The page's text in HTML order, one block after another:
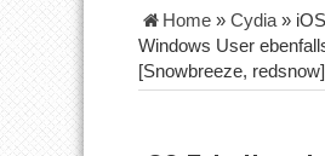
Home » Cydia »
Windows User
[Snowbreeze, redsnow]